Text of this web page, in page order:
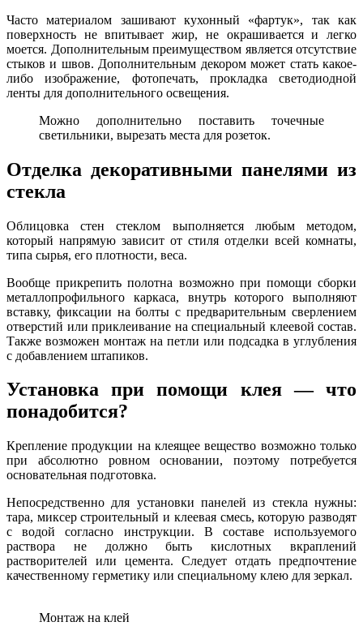
Часто материалом зашивают кухонный «фартук», так как
поверхность не впитывает жир, не окрашивается и легко
моется. Дополнительным преимуществом является отсутствие
стыков и швов. Дополнительным декором может стать какое-
либо изображение, фотопечать, прокладка светодиодной
ленты для дополнительного освещения.
Можно дополнительно поставить точечные
светильники, вырезать места для розеток.
Отделка декоративными панелями из
стекла
Облицовка стен стеклом выполняется любым методом,
который напрямую зависит от стиля отделки всей комнаты,
типа сырья, его плотности, веса.
Вообще прикрепить полотна возможно при помощи сборки
металлопрофильного каркаса, внутрь которого выполняют
вставку, фиксации на болты с предварительным сверлением
отверстий или приклеивание на специальный клеевой состав.
Также возможен монтаж на петли или подсадка в углубления
с добавлением штапиков.
Установка при помощи клея — что
понадобится?
Крепление продукции на клеящее вещество возможно только
при абсолютно ровном основании, поэтому потребуется
основательная подготовка.
Непосредственно для установки панелей из стекла нужны:
тара, миксер строительный и клеевая смесь, которую разводят
с водой согласно инструкции. В составе используемого
раствора не должно быть кислотных вкраплений
растворителей или цемента. Следует отдать предпочтение
качественному герметику или специальному клею для зеркал.
Монтаж на клей